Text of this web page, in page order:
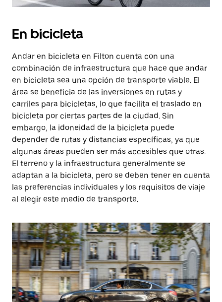
En bicicleta
Andar en bicicleta en Filton cuenta con una
combinación de infraestructura que hace que andar
en bicicleta sea una opción de transporte viable. El
área se beneficia de las inversiones en rutas y
carriles para bicicletas, lo que facilita el traslado en
bicicleta por ciertas partes de la ciudad. Sin
embargo, la idoneidad de la bicicleta puede
depender de rutas y distancias específicas, ya que
algunas áreas pueden ser más accesibles que otras.
El terreno y la infraestructura generalmente se
adaptan a la bicicleta, pero se deben tener en cuenta
las preferencias individuales y los requisitos de viaje
al elegir este medio de transporte.